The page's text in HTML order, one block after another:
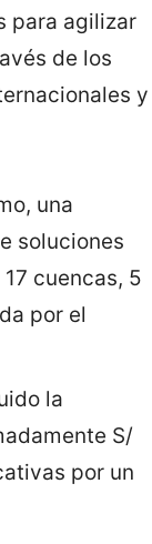
para agilizar
de los
y
una
soluciones
cuencas, 5
por el
la
S/
por un